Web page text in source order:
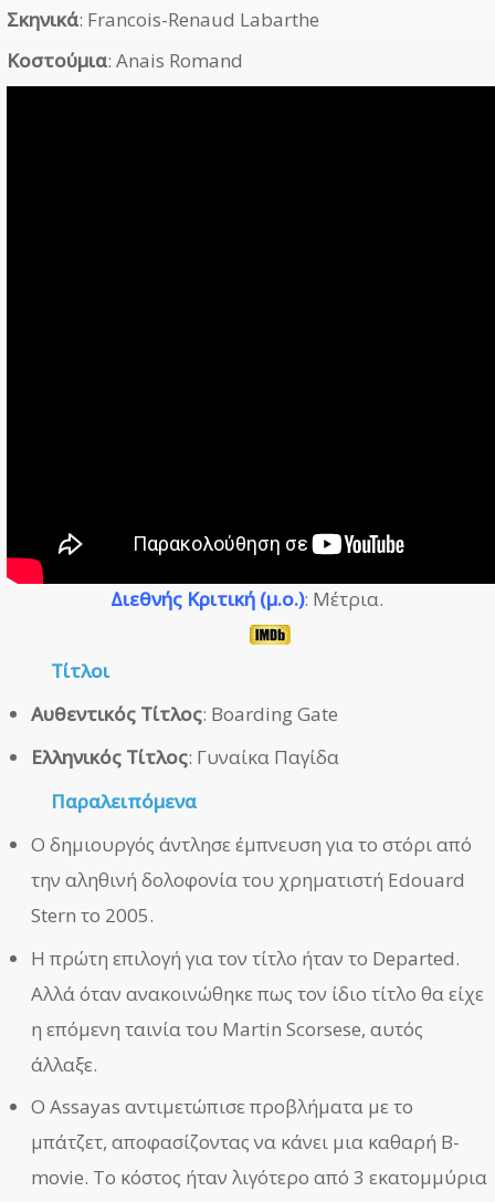
Σκηνικά: Francois-Renaud Labarthe
Κοστούμια: Anais Romand
Διεθνής Κριτική (μ.ο.): Μέτρια.
Τίτλοι
Αυθεντικός Τίτλος: Boarding Gate
Ελληνικός Τίτλος: Γυναίκα Παγίδα
Παραλειπόμενα
Ο δημιουργός άντλησε έμπνευση για το στόρι από
την αληθινή δολοφονία του χρηματιστή Edouard
Stern το 2005.
Η πρώτη επιλογή για τον τίτλο ήταν το Departed.
Αλλά όταν ανακοινώθηκε πως τον ίδιο τίτλο θα είχε
η επόμενη ταινία του Martin Scorsese, αυτός
άλλαξε.
Ο Assayas αντιμετώπισε προβλήματα με το
μπάτζετ, αποφασίζοντας να κάνει μια καθαρή B-
movie. Το κόστος ήταν λιγότερο από 3 εκατομμύρια